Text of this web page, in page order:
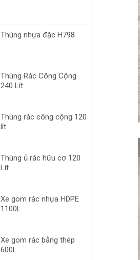
Thùng nhựa đặc H798
Thùng Rác Công Cộng
240 Lít
Thùng rác công cộng 120
lít
Thùng ủ rác hữu cơ 120
Lít
Xe gom rác nhựa HDPE
1100L
Xe gom rác bằng thép
600L